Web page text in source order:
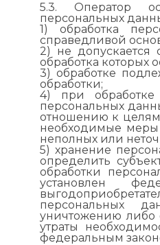
5.3. Оператор
персональных
1) обработка
справедливой
2) не
обработка которых
3) обработке
обработки;
4) при
персональных
отношению к
необходимые
неполных или
5) хранение
определить
обработки
установлен
персональных
уничтожению либо
утраты
федеральным